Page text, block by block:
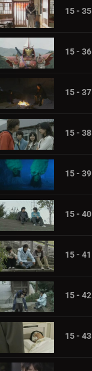
15 - 35
15 - 36
15 - 37
15 - 38
15 - 39
15 - 40
15 - 41
15 - 42
15 - 43